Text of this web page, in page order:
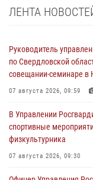
ЛЕНТА
Руководитель
по Свердловской
совещании-семинаре
07 августа 2026, 09:59
В Управлении
спортивные
физкультурника
07 августа 2026, 09:30